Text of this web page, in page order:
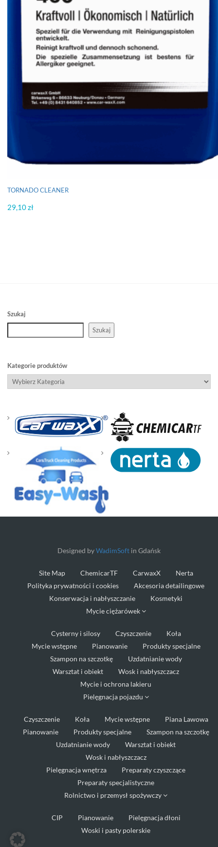
TORNADO CLEANER
29,10zł
Szukaj
Szukaj
Kategorie produktów
Designed byWadimSoft in Gdańsk
Site Map ChemicarTF CarwaxX
Nerta
Polityka prywatności i cookies
Akcesoria detailingowe
Konserwacja i nabłyszczanie
Kosmetyki
Mycie ciężarówek
Cysterny i silosy Czyszczenie
Koła
Mycie wstępne
Pianowanie
Produkty specjalne
Szampon na szczotkę
Uzdatnianie wody
Warsztat i obiekt
Wosk i nabłyszczacz
Mycie i ochrona lakieru
Pielęgnacja pojazdu
Czyszczenie Koła Mycie wstępne
Piana Lawowa
Pianowanie
Produkty specjalne
Szampon na szczotkę
Uzdatnianie wody
Warsztat i obiekt
Wosk i nabłyszczacz
Pielęgnacja wnętrza
Preparaty czyszczące
Preparaty specjalistyczne
Rolnictwo i przemysł spożywczy
CIP Pianowanie
Pielęgnacja dłoni
Woski i pasty polerskie